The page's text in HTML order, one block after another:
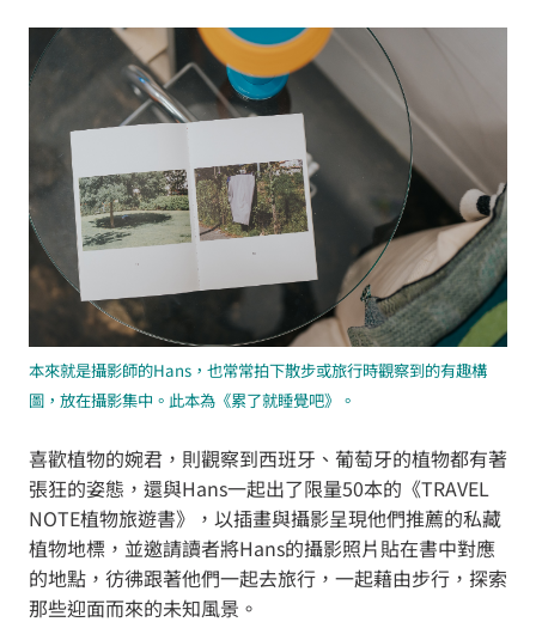
本來就是攝影師的Hans，也常常拍下散步或旅行時觀察到的有趣構
圖，放在攝影集中。此本為《累了就睡覺吧》。
喜歡植物的婉君，則觀察到西班牙、葡萄牙的植物都有著
張狂的姿態，還與Hans一起出了限量50本的《TRAVEL
NOTE植物旅遊書》，以插畫與攝影呈現他們推薦的私藏
植物地標，並邀請讀者將Hans的攝影照片貼在書中對應
的地點，彷彿跟著他們一起去旅行，一起藉由步行，探索
那些迎面而來的未知風景。